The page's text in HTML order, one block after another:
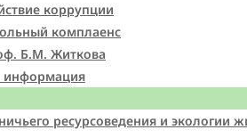
коррупции
комплаенс
Б.М. Житкова
информация
ресурсоведения и экологии